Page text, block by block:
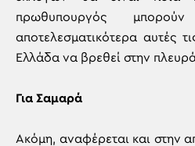
πρωθυπουργός
αποτελεσματικότερα αυτές
Ελλάδα να βρεθεί στην
Για Σαμαρά
Ακόμη, αναφέρεται και στην